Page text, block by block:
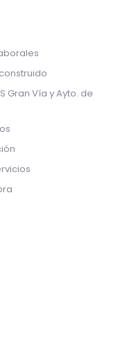
Gran Vía y Ayto. de